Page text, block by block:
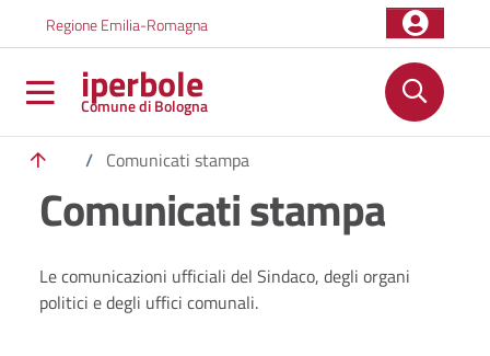
Regione Emilia-Romagna
iperbole
Comune di Bologna
/ Comunicati stampa
Comunicati stampa
Le comunicazioni ufficiali del Sindaco, degli organi
politici e degli uffici comunali.